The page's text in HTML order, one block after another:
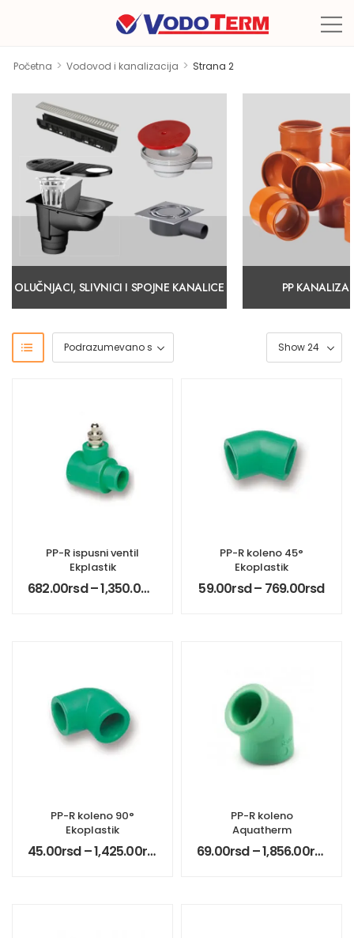
Početna > Vodovod i kanalizacija > Strana 2
OLUČNJACI, SLIVNICI I SPOJNE KANALICE PP
PP-R ispusni ventil
Ekplastik
682.00rsd–1,350.00 rsd
PP-R koleno 45°
Ekoplastik
59.00rsd– 769.00rsd
PP-R koleno 90°
Ekoplastik
45.00rsd–1,425.00rsd
PP-R koleno
Aquatherm
69.00rsd–1,856.00rsd